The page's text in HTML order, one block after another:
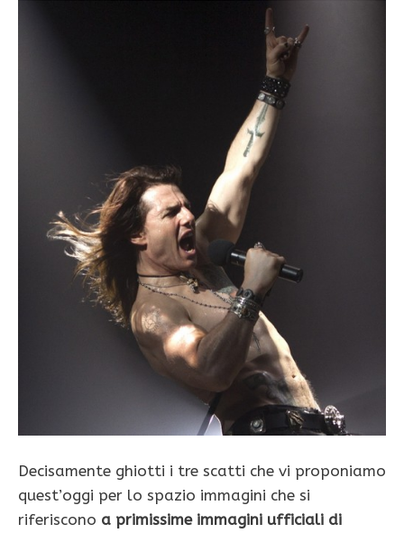
Decisamente ghiotti i tre scatti che vi proponiamo
quest’oggi per lo spazio immagini che si
riferiscono a primissime immagini ufficiali di